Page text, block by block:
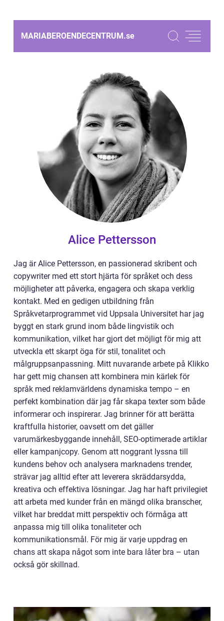
MARIABEROENDECENTRUM.se
Alice Pettersson
Jag är Alice Pettersson, en passionerad skribent och
copywriter med ett stort hjärta för språket och dess
möjligheter att påverka, engagera och skapa verklig
kontakt. Med en gedigen utbildning från
Språkvetarprogrammet vid Uppsala Universitet har jag
byggt en stark grund inom både lingvistik och
kommunikation, vilket har gjort det möjligt för mig att
utveckla ett skarpt öga för stil, tonalitet och
målgruppsanpassning. Mitt nuvarande arbete på Klikko
har gett mig chansen att kombinera min kärlek för
språk med reklamvärldens dynamiska tempo – en
perfekt kombination där jag får skapa texter som både
informerar och inspirerar. Jag brinner för att berätta
kraftfulla historier, oavsett om det gäller
varumärkesbyggande innehåll, SEO-optimerade artiklar
eller kampanjcopy. Genom att noggrant lyssna till
kundens behov och analysera marknadens trender,
strävar jag alltid efter att leverera skräddarsydda,
kreativa och effektiva lösningar. Jag har haft privilegiet
att arbeta med kunder från en mängd olika branscher,
vilket har breddat mitt perspektiv och förmåga att
anpassa mig till olika tonaliteter och
kommunikationsmål. För mig är varje uppdrag en
chans att skapa något som inte bara låter bra – utan
också gör skillnad.